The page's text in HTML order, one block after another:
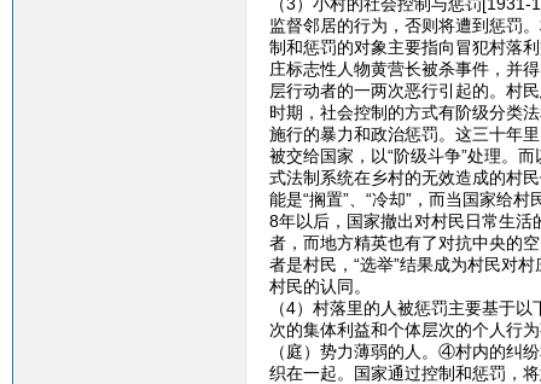
监督邻居的行为，否则将遭到惩罚
制和惩罚的对象主要指向冒犯村落
庄标志性人物黄营长被杀事件，并
层行动者的一两次恶行引起的。村
时期，社会控制的方式有阶级分类
施行的暴力和政治惩罚。这三十年
被交给国家，以“阶级斗争”处理。
式法制系统在乡村的无效造成的村
能是“搁置”、“冷却”，而当国家给
8年以后，国家撤出对村民日常生
者，而地方精英也有了对抗中央的
者是村民，“选举”结果成为村民对
村民的认同。
（4）村落里的人被惩罚主要基于
次的集体利益和个体层次的个人行
（庭）势力薄弱的人。④村内的纠
织在一起。国家通过控制和惩罚，